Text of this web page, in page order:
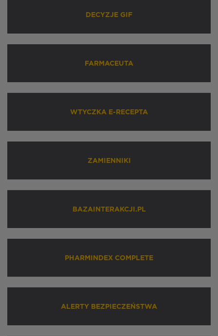
DECYZJE GIF
FARMACEUTA
WTYCZKA E-RECEPTA
ZAMIENNIKI
BAZAINTERAKCJI.PL
PHARMINDEX COMPLETE
ALERTY BEZPIECZEŃSTWA